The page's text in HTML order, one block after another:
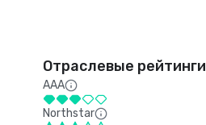
Отраслевые рейтинги
AAA
Northstar